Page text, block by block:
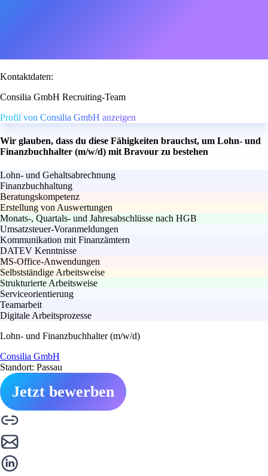
Kontaktdaten:
Consilia GmbH Recruiting-Team
Profil von Consilia GmbH anzeigen
Wir glauben, dass du diese Fähigkeiten brauchst, um Lohn- und
Finanzbuchhalter (m/w/d) mit Bravour zu bestehen
Lohn- und Gehaltsabrechnung
Finanzbuchhaltung
Beratungskompetenz
Erstellung von Auswertungen
Monats-, Quartals- und Jahresabschlüsse nach HGB
Umsatzsteuer-Voranmeldungen
Kommunikation mit Finanzämtern
DATEV Kenntnisse
MS-Office-Anwendungen
Selbstständige Arbeitsweise
Strukturierte Arbeitsweise
Serviceorientierung
Teamarbeit
Digitale Arbeitsprozesse
Lohn- und Finanzbuchhalter (m/w/d)
Consilia GmbH
Standort: Passau
Jetzt bewerben